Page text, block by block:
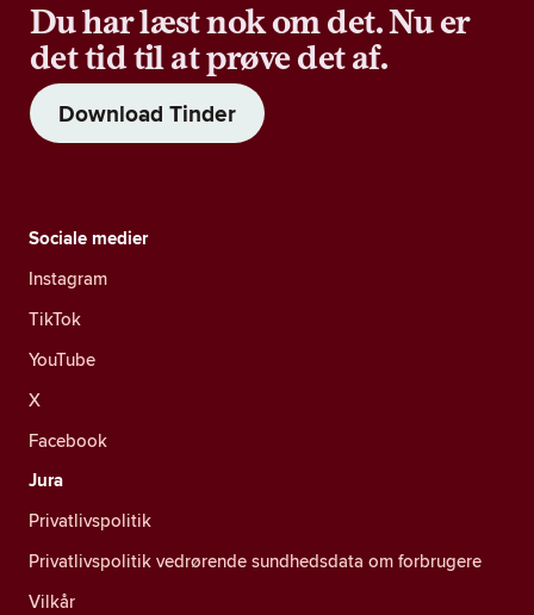
Du har læst nok om det. Nu er
det tid til at prøve det af.
Download Tinder
Sociale medier
Instagram
TikTok
YouTube
X
Facebook
Jura
Privatlivspolitik
Privatlivspolitik vedrørende sundhedsdata om forbrugere
Vilkår